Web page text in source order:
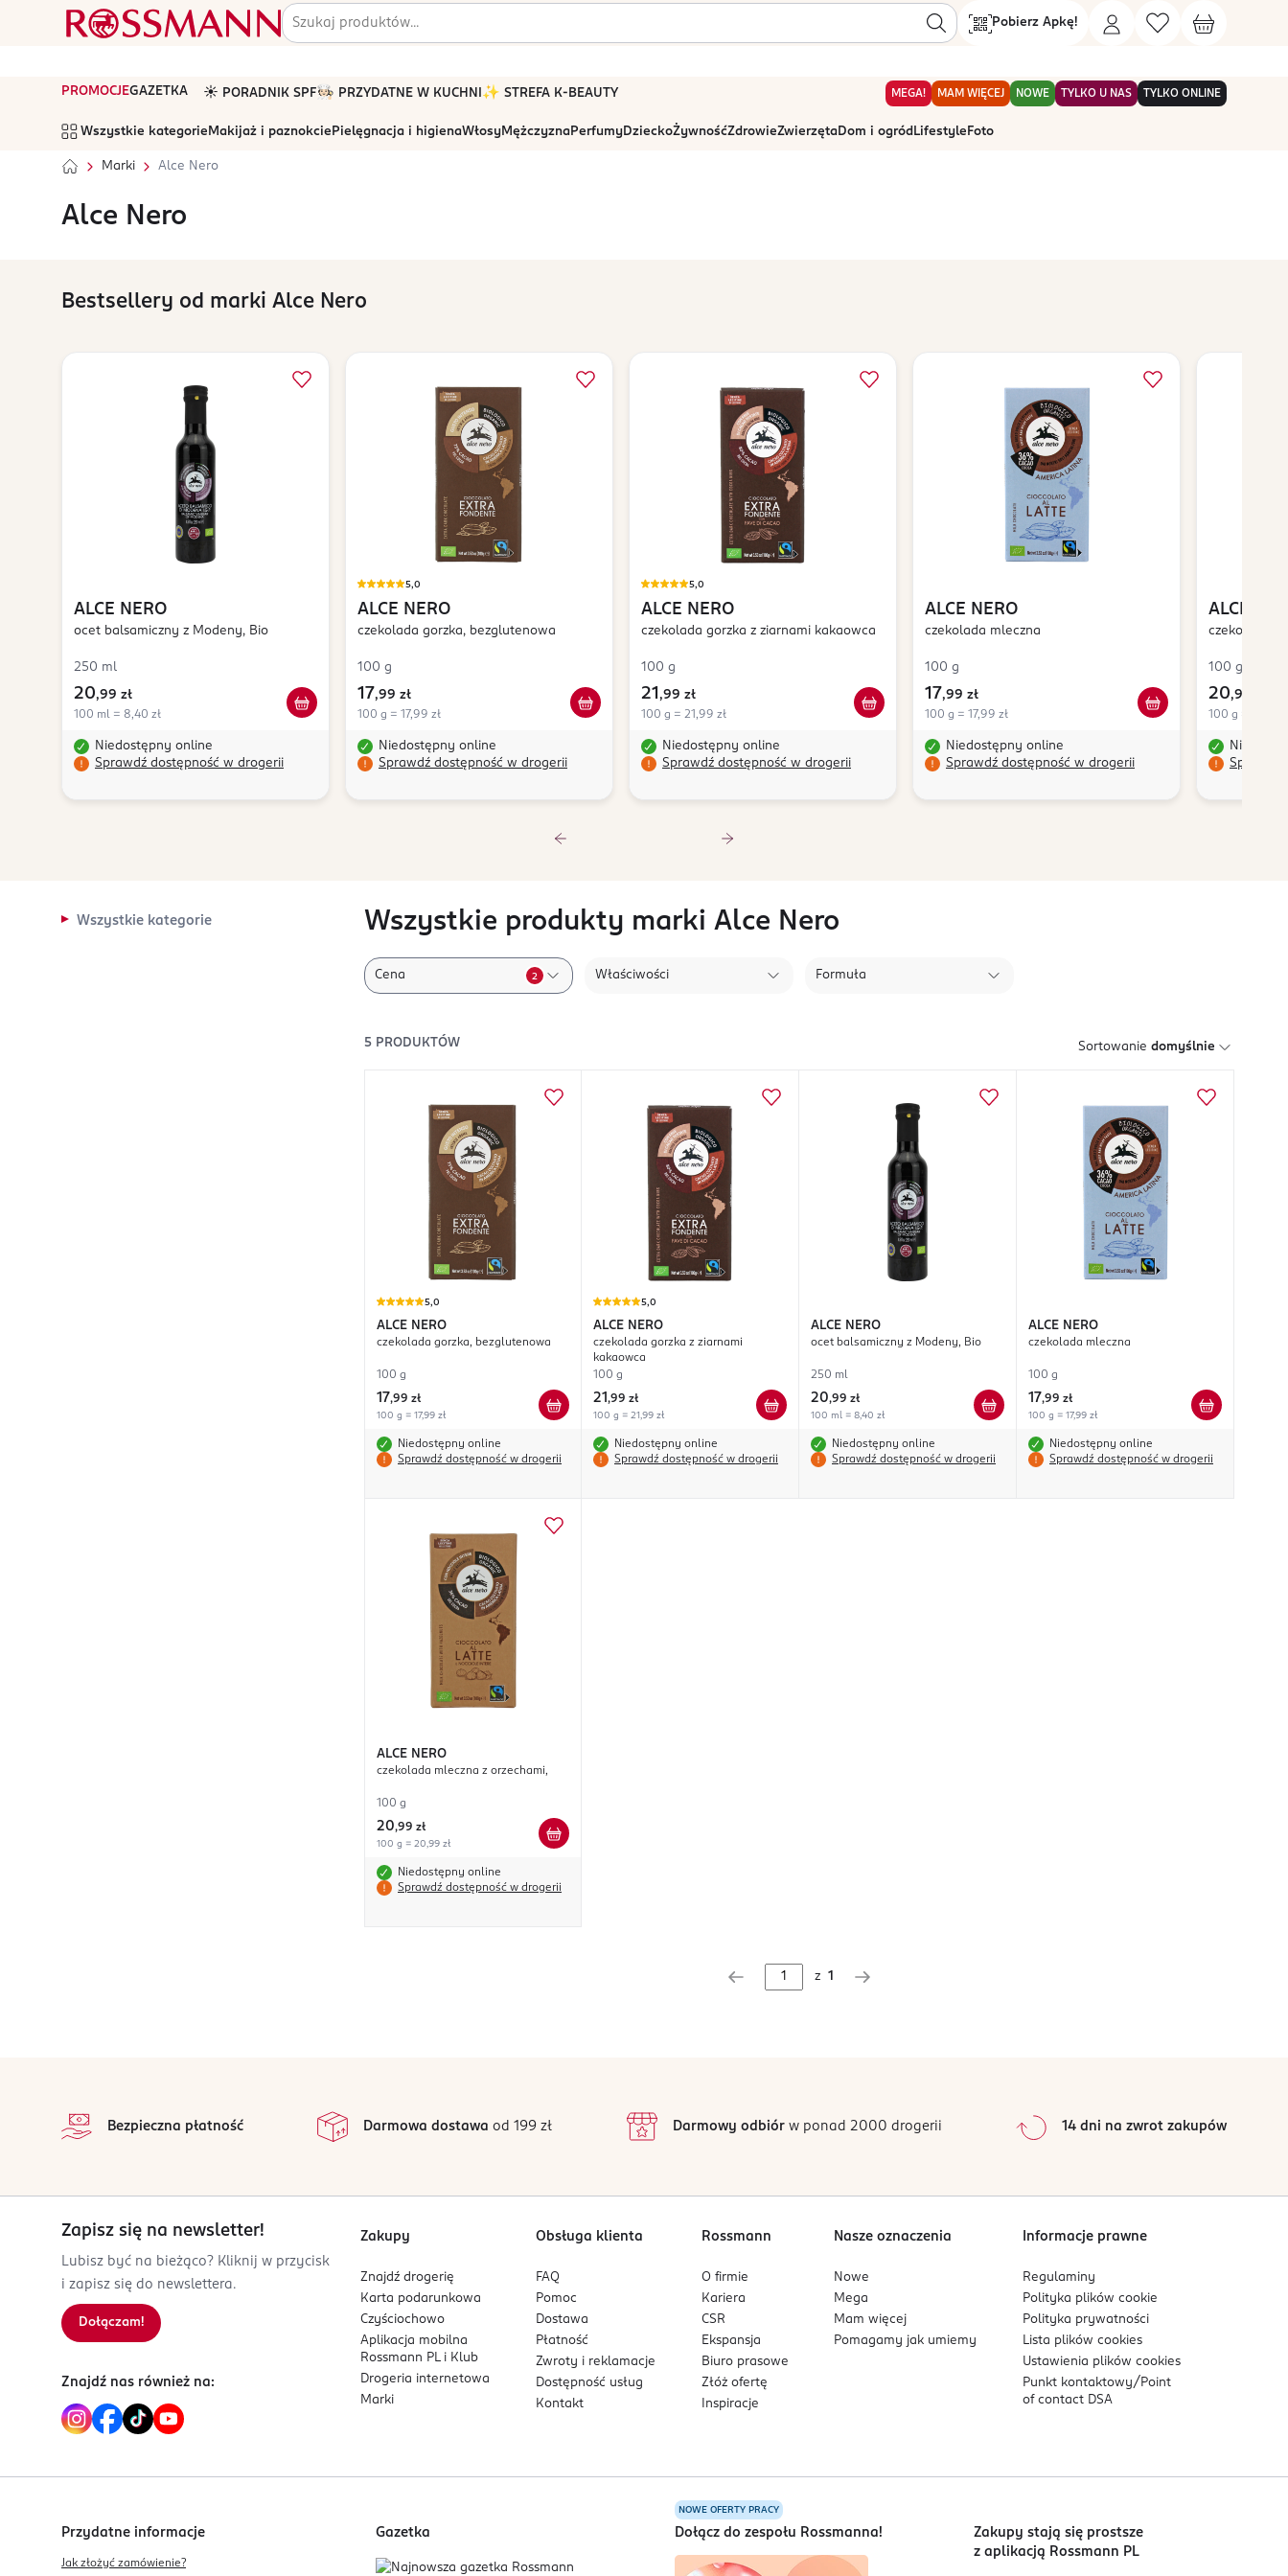
Pobierz Apkę!
PROMOCJEGAZETKA ☀️ PORADNIK SPF🧑🏻‍🍳 PRZYDATNE W KUCHNI ✨ STREFA K-BEAUTY MEGA! MAM WIĘCEJ NOWE TYLKO U NAS TYLKO ONLINE
Wszystkie kategorie Makijaż i paznokcie Pielęgnacja i higienaWłosyMężczyznaPerfumyDzieckoŻywnośćZdrowieZwierzętaDom i ogród Lifestyle Foto
Marki Alce Nero
Alce Nero
Bestsellery od marki Alce Nero
ALCE NERO
ocet balsamiczny z Modeny, Bio
250 ml
20,99 zł
100 ml = 8,40 zł
Niedostępny online
Sprawdź dostępność w drogerii
5,0
ALCE NERO
czekolada gorzka, bezglutenowa
100 g
17,99 zł
100 g = 17,99 zł
Niedostępny online
Sprawdź dostępność w drogerii
5,0
ALCE NERO
czekolada gorzka z ziarnami kakaowca
100 g
21 ,99 zł
100 g = 21,99 zł
Niedostępny online
Sprawdź dostępność w drogerii
ALCE NERO
czekolada mleczna
100 g
17,99 zł
100 g = 17,99 zł
Niedostępny online
Sprawdź dostępność w drogerii
ALCE
czekolada
100 g
20,99 zł
100 g = 20,99
Sprawdź
Wszystkie kategorie Wszystkie produkty marki Alce Nero
Cena 2 Właściwości Formuła
5 PRODUKTÓW Sortowanie domyślnie
5,0
ALCE NERO
czekolada gorzka, bezglutenowa
100 g
17,99 zł
100 g = 17,99 zł
Niedostępny online
Sprawdź dostępność w drogerii
5,0
ALCE NERO
czekolada gorzka z ziarnami
kakaowca
100 g
21 ,99 zł
100 g = 21,99 zł
Niedostępny online
Sprawdź dostępność w drogerii
ALCE NERO
ocet balsamiczny z Modeny, Bio
250 ml
20,99 zł
100 ml = 8,40 zł
Niedostępny online
Sprawdź dostępność w drogerii
ALCE NERO
czekolada mleczna
100 g
17,99 zł
100 g = 17,99 zł
Niedostępny online
Sprawdź dostępność w drogerii
ALCE NERO
czekolada mleczna z orzechami,
100 g
20,99 zł
100 g = 20,99 zł
Niedostępny online
Sprawdź dostępność w drogerii
z 1
Bezpieczna płatność Darmowa dostawa od 199 zł Darmowy odbiórw ponad 2000 drogerii 14 dni na zwrot zakupów
Zapisz się na newsletter!
Lubisz być na bieżąco? Kliknij w przycisk
i zapisz się do newslettera.
Dołączam!
Znajdź nas również na:
Zakupy
Znajdź drogerię
Karta podarunkowa
Czyściochowo
Aplikacja mobilna
Rossmann PL i Klub
Drogeria internetowa
Marki
Obsługa klienta
FAQ
Pomoc
Dostawa
Płatność
Zwroty i reklamacje
Dostępność usług
Kontakt
Rossmann
O firmie
Kariera
CSR
Ekspansja
Biuro prasowe
Złóż ofertę
Inspiracje
Nasze oznaczenia
Nowe
Mega
Mam więcej
Pomagamy jak umiemy
Informacje prawne
Regulaminy
Polityka plikówcookie
Polityka prywatności
Lista plikówcookies
Ustawienia plikówcookies
Punkt kontaktowy/ Point
of contact DSA
Przydatne informacje
Jak złożyć zamówienie?
Gazetka
NOWE OFERTY PRACY
Dołącz do zespołu Rossmanna!
Zakupy stają się prostsze
z aplikacją Rossmann PL